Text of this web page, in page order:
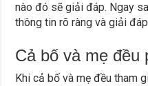
nào đó sẽ giải đáp. Ngay
thông tin rõ ràng và giải
Cả bố và mẹ đều
Khi cả bố và mẹ đều tham